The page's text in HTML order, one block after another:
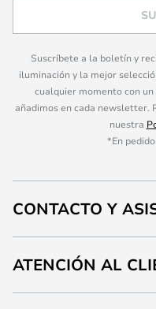
Suscríbete a la boletín y
iluminación y la mejor
cualquier momento con
añadimos en cada newsletter.
nuestra
*En
CONTACTO Y
ATENCIÓN AL